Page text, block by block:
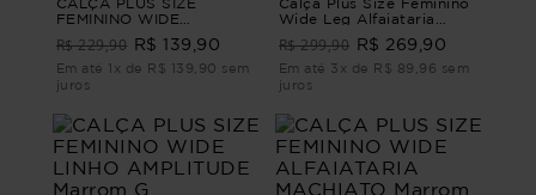
FEMININO WIDE
ALFAIATARIA ACOLHER
Marrom G4
R$ 229,90 R$ 139,90
Em até 1x de R$ 139,90 sem
juros
Wide Leg Alfaiataria
Sartoria CALÇA WIDE
LEG ALFAIATARIA
SARTORIA Azul G
R$ 299,90 R$ 269,90
Em até 3x de R$ 89,96 sem
juros